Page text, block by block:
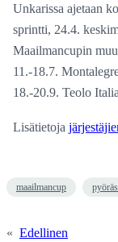
Unkarissa ajetaan
sprintti, 24.4.
Maailmancupin
11.-18.7.
18.-20.9. Teolo
Lisätietoja
maailmancup
« Edellinen